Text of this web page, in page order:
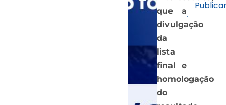
que a
divulgação
da
lista
final e
homologação
do